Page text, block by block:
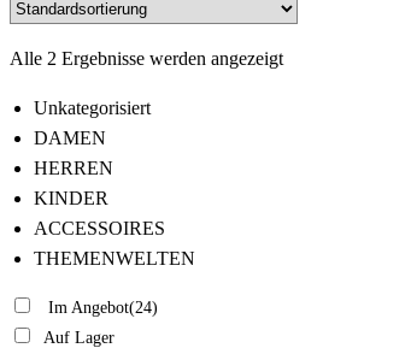
Alle 2 Ergebnisse werden angezeigt
Unkategorisiert
DAMEN
HERREN
KINDER
ACCESSOIRES
THEMENWELTEN
Im Angebot(24)
Auf Lager